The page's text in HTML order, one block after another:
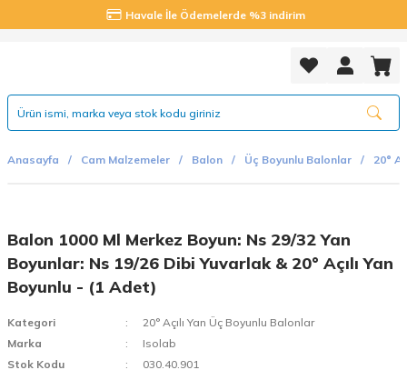
Havale İle Ödemelerde %3 indirim
Anasayfa Cam Malzemeler Balon Üç Boyunlu Balonlar 20°
Balon 1000 Ml Merkez Boyun: Ns 29/32 Yan
Boyunlar: Ns 19/26 Dibi Yuvarlak & 20° Açılı Yan
Boyunlu - (1 Adet)
Kategori
20° Açılı Yan Üç Boyunlu Balonlar
Marka
Isolab
Stok Kodu
030.40.901